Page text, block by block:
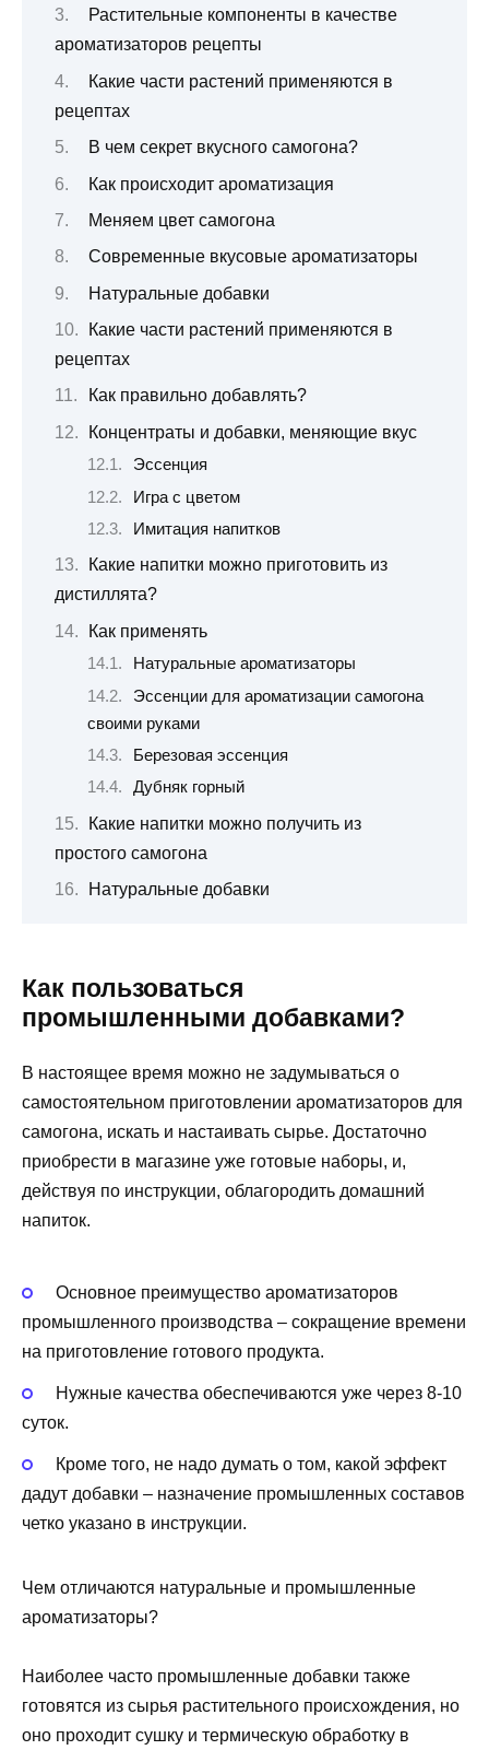
Растительные компоненты в качестве
ароматизаторов рецепты
Какие части растений применяются в
рецептах
В чем секрет вкусного самогона?
Как происходит ароматизация
Меняем цвет самогона
Современные вкусовые ароматизаторы
Натуральные добавки
Какие части растений применяются в
рецептах
Как правильно добавлять?
Концентраты и добавки, меняющие вкус
Эссенция
Игра с цветом
Имитация напитков
Какие напитки можно приготовить из
дистиллята?
Как применять
Натуральные ароматизаторы
Эссенции для ароматизации самогона
своими руками
Березовая эссенция
Дубняк горный
Какие напитки можно получить из
простого самогона
Натуральные добавки
Как пользоваться
промышленными добавками?
В настоящее время можно не задумываться о
самостоятельном приготовлении ароматизаторов для
самогона, искать и настаивать сырье. Достаточно
приобрести в магазине уже готовые наборы, и,
действуя по инструкции, облагородить домашний
напиток.
Основное преимущество ароматизаторов
промышленного производства – сокращение времени
на приготовление готового продукта.
Нужные качества обеспечиваются уже через 8-10
суток.
Кроме того, не надо думать о том, какой эффект
дадут добавки – назначение промышленных составов
четко указано в инструкции.
Чем отличаются натуральные и промышленные
ароматизаторы?
Наиболее часто промышленные добавки также
готовятся из сырья растительного происхождения, но
оно проходит сушку и термическую обработку в